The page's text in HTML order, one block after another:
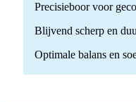
Precisieboor voor
Blijvend scherp en
Optimale balans en